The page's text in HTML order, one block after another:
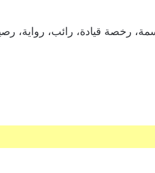
رخصة قيادة، رائب، رواية،